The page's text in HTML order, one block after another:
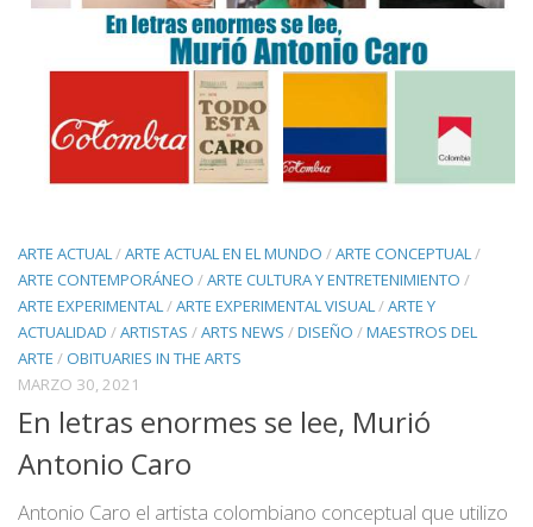
ARTE ACTUAL/ARTE ACTUAL EN EL MUNDO /ARTE CONCEPTUAL/
ARTE CONTEMPORÁNEO /ARTE CULTURA Y ENTRETENIMIENTO /
ARTE EXPERIMENTAL/ARTE EXPERIMENTAL VISUAL/ARTE Y
ACTUALIDAD /ARTISTAS /ARTS NEWS /DISEÑO /MAESTROS DEL
ARTE / OBITUARIES IN THE ARTS
MARZO 30, 2021
En letras enormes se lee, Murió
Antonio Caro
Antonio Caro el artista colombiano conceptual que utilizo